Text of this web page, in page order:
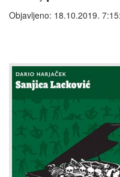
Objavljeno: 18.10.2019.